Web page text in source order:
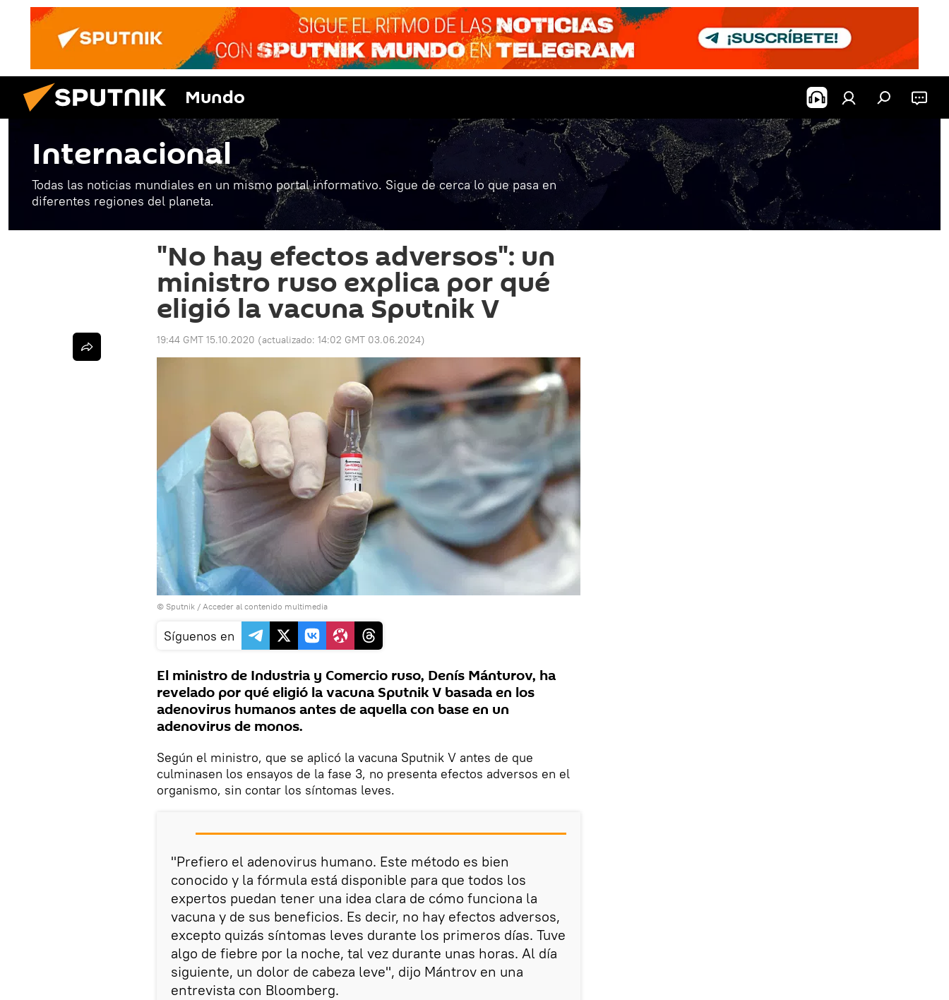
Mundo
Internacional
Todas las noticias mundiales en un mismo portal informativo. Sigue de cerca lo que pasa en
diferentes regiones del planeta.
"No hay efectos adversos": un
ministro ruso explica por qué
eligió la vacuna Sputnik V
19:44 GMT 15.10.2020 (actualizado: 14:02 GMT 03.06.2024)
© Sputnik / Acceder al contenido multimedia
Síguenos en
El ministro de Industria y Comercio ruso, Denís Mánturov, ha
revelado por qué eligió la vacuna Sputnik V basada en los
adenovirus humanos antes de aquella con base en un
adenovirus de monos.
Según el ministro, que se aplicó la vacuna Sputnik V antes de que
culminasen los ensayos de la fase 3, no presenta efectos adversos en el
organismo, sin contar los síntomas leves.
"Prefiero el adenovirus humano. Este método es bien
conocido y la fórmula está disponible para que todos los
expertos puedan tener una idea clara de cómo funciona la
vacuna y de sus beneficios. Es decir, no hay efectos adversos,
excepto quizás síntomas leves durante los primeros días. Tuve
algo de fiebre por la noche, tal vez durante unas horas. Al día
siguiente, un dolor de cabeza leve", dijo Mántrov en una
entrevista con Bloomberg.